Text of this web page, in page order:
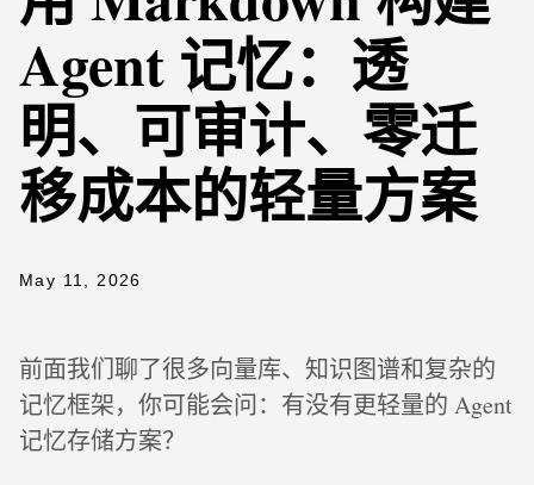
Agent 记忆：透
明、可审计、零迁
移成本的轻量方案
May 11, 2026
前面我们聊了很多向量库、知识图谱和复杂的
记忆框架，你可能会问：有没有更轻量的 Agent
记忆存储方案？